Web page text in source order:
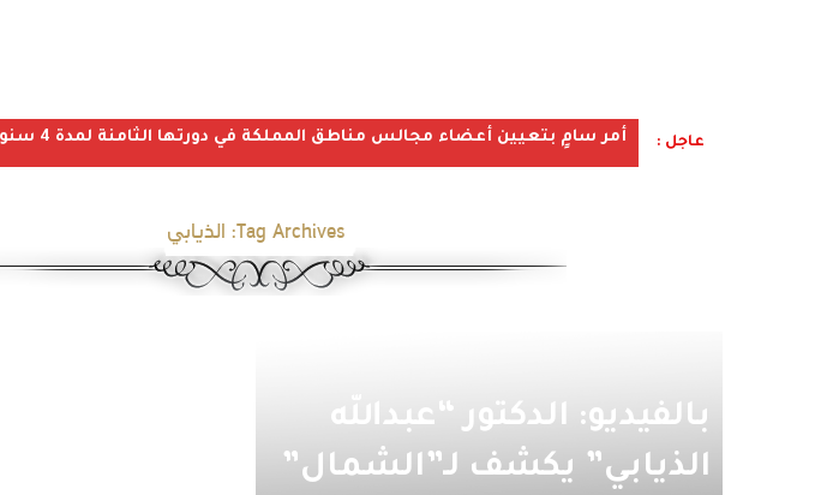
عاجل : أمر سامٍ بتعيين أعضاء مجالس مناطق المملكة في دورتها الثامنة لمدة 4 سنوات
Tag Archives: الذيابي
بالفيديو: الدكتور “عبدالله
الذيابي” يكشف لـ”الشمال”